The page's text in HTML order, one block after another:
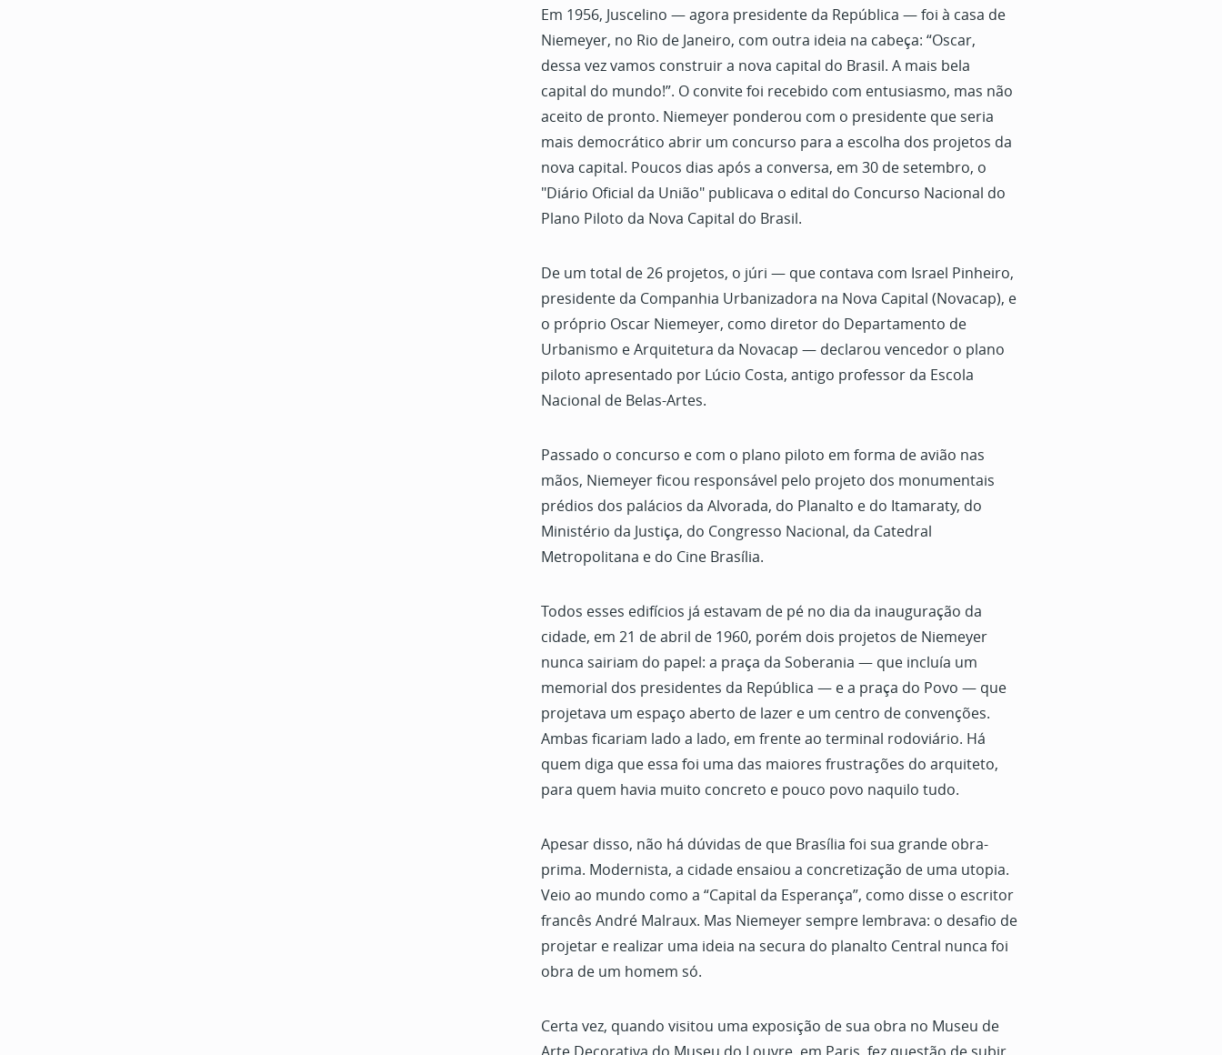
Em 1956, Juscelino — agora presidente da República — foi à casa de
Niemeyer, no Rio de Janeiro, com outra ideia na cabeça: “Oscar,
dessa vez vamos construir a nova capital do Brasil. A mais bela
capital do mundo!”. O convite foi recebido com entusiasmo, mas não
aceito de pronto. Niemeyer ponderou com o presidente que seria
mais democrático abrir um concurso para a escolha dos projetos da
nova capital. Poucos dias após a conversa, em 30 de setembro, o
"Diário Oficial da União" publicava o edital do Concurso Nacional do
Plano Piloto da Nova Capital do Brasil.
De um total de 26 projetos, o júri — que contava com Israel Pinheiro,
presidente da Companhia Urbanizadora na Nova Capital (Novacap), e
o próprio Oscar Niemeyer, como diretor do Departamento de
Urbanismo e Arquitetura da Novacap — declarou vencedor o plano
piloto apresentado por Lúcio Costa, antigo professor da Escola
Nacional de Belas-Artes.
Passado o concurso e com o plano piloto em forma de avião nas
mãos, Niemeyer ficou responsável pelo projeto dos monumentais
prédios dos palácios da Alvorada, do Planalto e do Itamaraty, do
Ministério da Justiça, do Congresso Nacional, da Catedral
Metropolitana e do Cine Brasília.
Todos esses edifícios já estavam de pé no dia da inauguração da
cidade, em 21 de abril de 1960, porém dois projetos de Niemeyer
nunca sairiam do papel: a praça da Soberania — que incluía um
memorial dos presidentes da República — e a praça do Povo — que
projetava um espaço aberto de lazer e um centro de convenções.
Ambas ficariam lado a lado, em frente ao terminal rodoviário. Há
quem diga que essa foi uma das maiores frustrações do arquiteto,
para quem havia muito concreto e pouco povo naquilo tudo.
Apesar disso, não há dúvidas de que Brasília foi sua grande obra-
prima. Modernista, a cidade ensaiou a concretização de uma utopia.
Veio ao mundo como a “Capital da Esperança”, como disse o escritor
francês André Malraux. Mas Niemeyer sempre lembrava: o desafio de
projetar e realizar uma ideia na secura do planalto Central nunca foi
obra de um homem só.
Certa vez, quando visitou uma exposição de sua obra no Museu de